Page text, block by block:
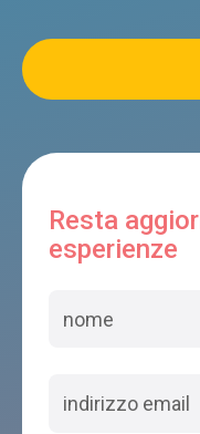
Resta
esperienze